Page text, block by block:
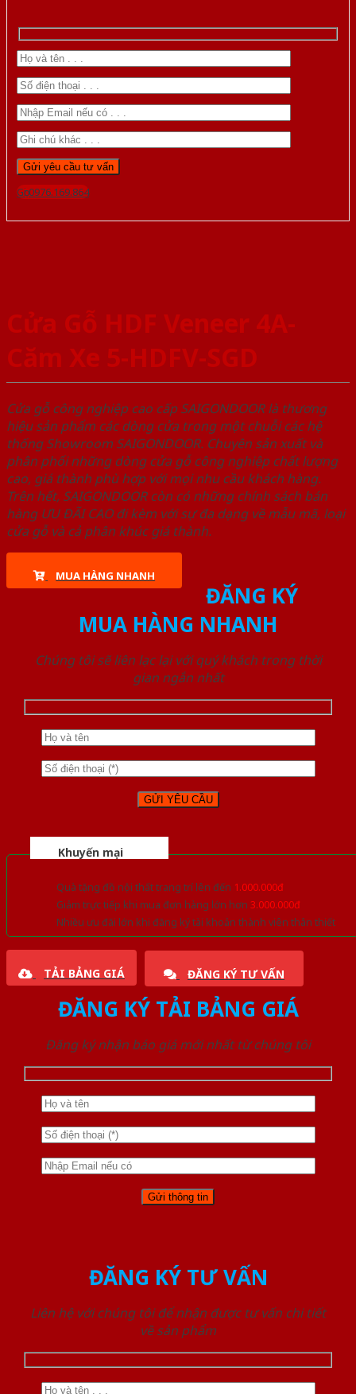
Gọi 0976.169.864
Cửa Gỗ HDF Veneer 4A-
Căm Xe 5-HDFV-SGD
Cửa gỗ công nghiệp cao cấp SAIGONDOOR là thương
hiệu sản phẩm các dòng cửa trong một chuỗi các hệ
thống Showroom SAIGONDOOR. Chuyên sản xuất và
phân phối những dòng cửa gỗ công nghiệp chất lượng
cao, giá thành phù hợp với mọi nhu cầu khách hàng.
Trên hết, SAIGONDOOR còn có những chính sách bán
hàng ƯU ĐÃI CAO đi kèm với sự đa dạng về mẫu mã, loại
cửa gỗ và cả phân khúc giá thành.
MUA HÀNG NHANH
ĐĂNG KÝ
MUA HÀNG NHANH
Chúng tôi sẽ liên lạc lại với quý khách trong thời
gian ngắn nhất
Khuyến mại
Quà tặng đồ nội thất trang trí lên đến 1.000.000đ
Giảm trực tiếp khi mua đơn hàng lớn hơn 3.000.000đ
Nhiều ưu đãi lớn khi đăng ký tài khoản thành viên thân thiết
TẢI BẢNG GIÁ ĐĂNG KÝ TƯ VẤN
ĐĂNG KÝ TẢI BẢNG GIÁ
Đăng ký nhận báo giá mới nhất từ chúng tôi
ĐĂNG KÝ TƯ VẤN
Liên hệ với chúng tôi để nhận được tư vấn chi tiết
về sản phẩm